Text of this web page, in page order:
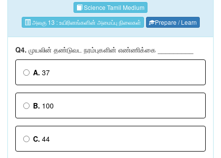
Science Tamil Medium
அலகு 13 : உயிரினங்களின் அமைப்பு நிலைகள்
Prepare / Learn
Q4. முயலின் தண்டுவட நரம்புகளின் எண்ணிக்கை _________
A. 37
B. 100
C. 44